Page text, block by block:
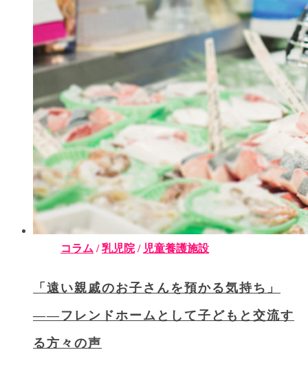
コラム /乳児院/ 児童養護施設
「遠い親戚のお子さんを預かる気持ち」
――フレンドホームとして子どもと交流す
る方々の声